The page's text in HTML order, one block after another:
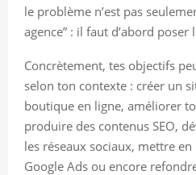
le problème n’est pas
agence” : il faut d’abord
Concrètement, tes objectifs
selon ton contexte : créer un
boutique en ligne, améliorer
produire des contenus SEO,
les réseaux sociaux, mettre
Google Ads ou encore